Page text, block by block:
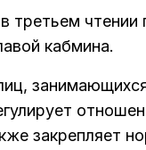
чтении
кабмина.
закрепляет